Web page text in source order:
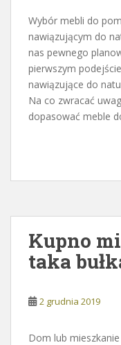
Wybór mebli do
nawiązującym do
nas pewnego
pierwszym
nawiązujące do
Na co zwracać
dopasować meble
Kupno
taka
2 grudnia 2019
Dom lub